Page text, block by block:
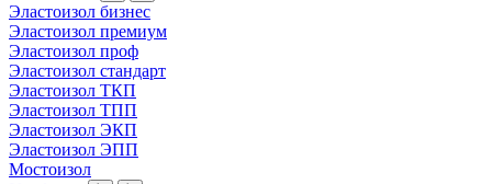
Эластоизол бизнес
Эластоизол премиум
Эластоизол проф
Эластоизол стандарт
Эластоизол ТКП
Эластоизол ТПП
Эластоизол ЭКП
Эластоизол ЭПП
Мостоизол